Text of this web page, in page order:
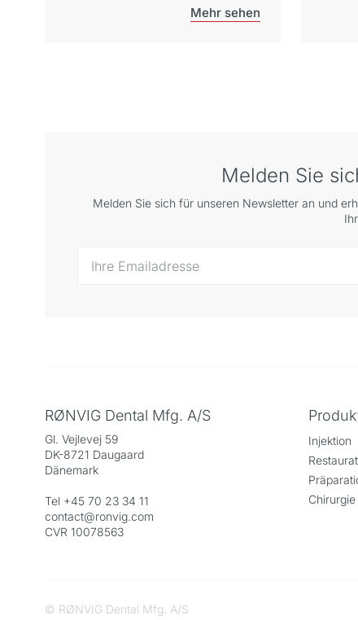
zwischen kariösem Dentin, das mit
Bakterien infundiert ist, und kariösem
Melden Sie
Melden Sie sich für unseren Newsletter an und
RØNVIG Dental Mfg. A/S
Gl. Vejlevej 59
DK-8721 Daugaard
Dänemark
Tel +45 70 23 34 11
contact@ronvig.com
CVR 10078563
Injektion
Chirurgie
© RØNVIG Dental Mfg. A/S